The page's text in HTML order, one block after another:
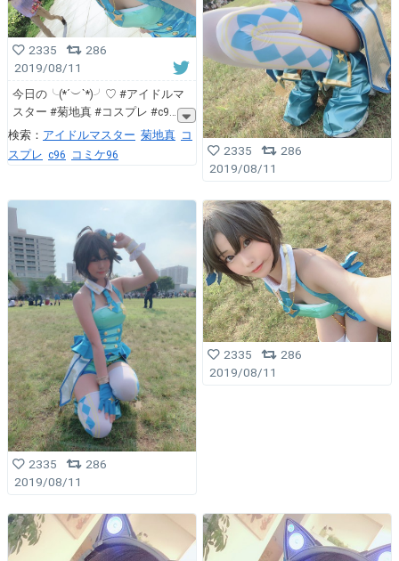
2335
286
2019/08/11
今日の╰(*´︶`*)╯♡ #アイドルマ
スター #菊地真 #コスプレ #c9
検索： アイドルマスター 菊地真 コ
スプレ c96 コミケ96 2335
286
2019/08/11
2335
286
2019/08/11
2335
286
2019/08/11